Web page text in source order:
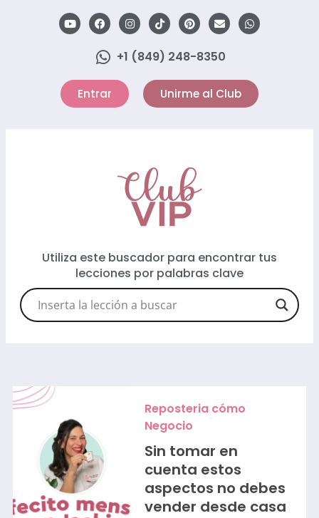
+1 (849) 248-8350
Entrar Unirme al Club
Utiliza este buscador para encontrar tus
lecciones por palabras clave
Reposteria cómo
Negocio
Sin tomar en
cuenta estos
aspectos no debes
vender desde casa